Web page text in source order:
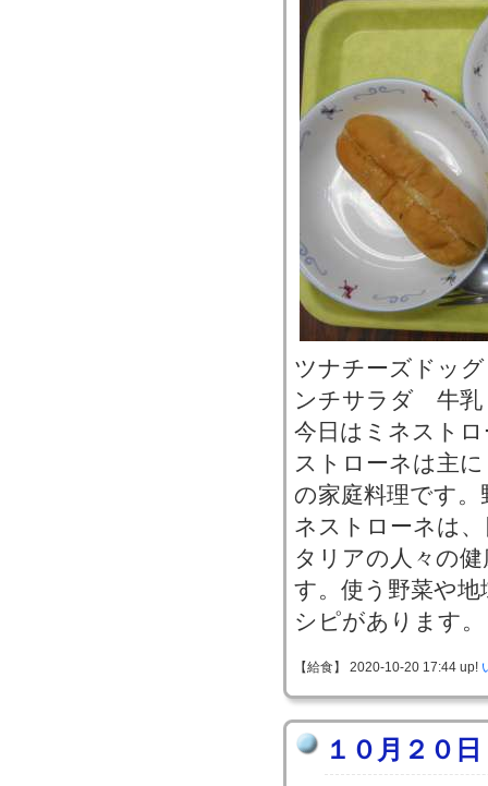
ツナチーズドッ
ンチサラダ 牛乳
今日はミネスト
ストローネは主
の家庭料理です
ネストローネは
タリアの人々の
す。使う野菜や
シピがあります。
【給食】 2020-10-20 17:44 up!
１０月２０